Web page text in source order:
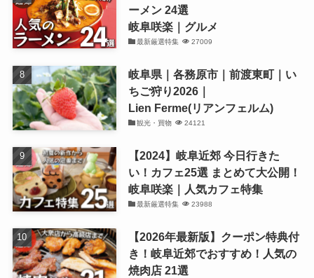
ーメン 24選
岐阜咲楽｜グルメ
最新厳選特集 27009
岐阜県｜各務原市｜前渡東町｜い
ちご狩り2026｜
Lien Ferme(リアンフェルム)
観光・買物 24121
【2024】岐阜近郊 今日行きた
い！カフェ25選 まとめて大公開！
岐阜咲楽｜人気カフェ特集
最新厳選特集 23988
【2026年最新版】クーポン特典付
き！岐阜近郊でおすすめ！人気の
焼肉店 21選